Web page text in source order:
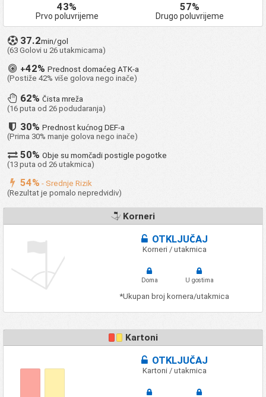
43%
Prvo poluvrijeme
57%
Drugo poluvrijeme
37.2min/gol
(63 Golovi u 26 utakmicama)
+42% Prednost domaćeg ATK-a
(Postiže 42% više golova nego inače)
62%Čista mreža
(16 puta od 26 podudaranja)
30%Prednost kućnog DEF-a
(Prima 30% manje golova nego inače)
50%Obje su momčadi postigle pogotke
(13 puta od 26 utakmica)
54% - Srednje Rizik
(Rezultat je pomalo nepredvidiv)
Korneri
OTKLJUČAJ
Korneri / utakmica
Doma U gostima
*Ukupan broj kornera/utakmica
Kartoni
OTKLJUČAJ
Kartoni / utakmica